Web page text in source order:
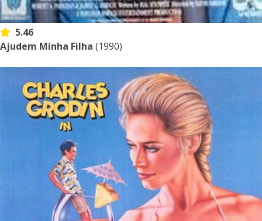
5.46
Ajudem Minha Filha (1990)